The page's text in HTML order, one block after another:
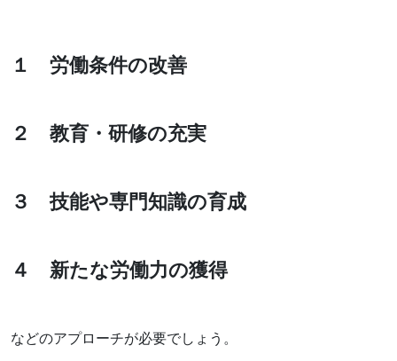
１ 労働条件の改善
２ 教育・研修の充実
３ 技能や専門知識の育成
４ 新たな労働力の獲得
などのアプローチが必要でしょう。